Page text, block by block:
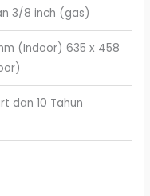
3/8 inch (gas)
(Indoor) 635 x 458
dan 10 Tahun